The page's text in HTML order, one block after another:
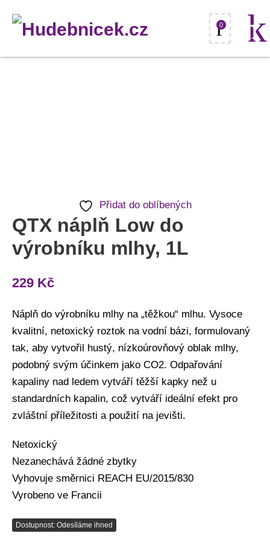
0
Přidat do oblíbených
QTX náplň Low do
výrobníku mlhy, 1L
229 Kč
Náplň do výrobníku mlhy na „těžkou“ mlhu. Vysoce
kvalitní, netoxický roztok na vodní bázi, formulovaný
tak, aby vytvořil hustý, nízkoúrovňový oblak mlhy,
podobný svým účinkem jako CO2. Odpařování
kapaliny nad ledem vytváří těžší kapky než u
standardních kapalin, což vytváří ideální efekt pro
zvláštní příležitosti a použití na jevišti.
Netoxický
Nezanechává žádné zbytky
Vyhovuje směrnici REACH EU/2015/830
Vyrobeno ve Francii
Dostupnost: Odesíláme ihned